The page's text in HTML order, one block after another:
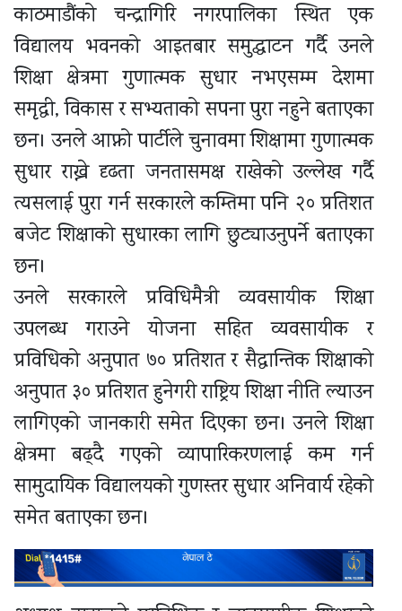
काठमाडौंको चन्द्रागिरि नगरपालिका स्थित एक
विद्यालय भवनको आइतबार समुद्घाटन गर्दै उनले
शिक्षा क्षेत्रमा गुणात्मक सुधार नभएसम्म देशमा
समृद्धी, विकास र सभ्यताको सपना पुरा नहुने बताएका
छन। उनले आफ्नो पार्टीले चुनावमा शिक्षामा गुणात्मक
सुधार राख्ने दृढता जनतासमक्ष राखेको उल्लेख गर्दै
त्यसलाई पुरा गर्न सरकारले कम्तिमा पनि २० प्रतिशत
बजेट शिक्षाको सुधारका लागि छुट्याउनुपर्ने बताएका
छन।
उनले सरकारले प्रविधिमैत्री व्यवसायीक शिक्षा
उपलब्ध गराउने योजना सहित व्यवसायीक र
प्रविधिको अनुपात ७० प्रतिशत र सैद्धान्तिक शिक्षाको
अनुपात ३० प्रतिशत हुनेगरी राष्ट्रिय शिक्षा नीति ल्याउन
लागिएको जानकारी समेत दिएका छन। उनले शिक्षा
क्षेत्रमा बढ्दै गएको व्यापारिकरणलाई कम गर्न
सामुदायिक विद्यालयको गुणस्तर सुधार अनिवार्य रहेको
समेत बताएका छन।